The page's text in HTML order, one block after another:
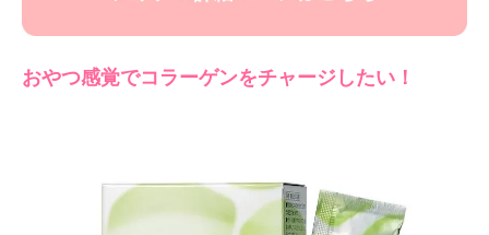
おやつ感覚でコラーゲンをチャージしたい！